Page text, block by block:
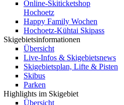
Online-Skiticketshop
Hochoetz
Happy Family Wochen
Hochoetz-Kühtai Skipass
Skigebietsinformationen
Übersicht
Live-Infos & Skigebietsnews
Skigebietsplan, Lifte & Pisten
Skibus
Parken
Highlights im Skigebiet
Übersicht